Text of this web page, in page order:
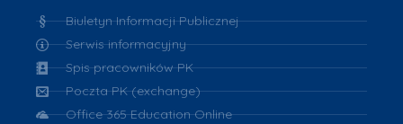
Biuletyn Informacji Publicznej
Serwis informacyjny
Spis pracowników PK
Poczta PK (exchange)
Office 365 Education Online